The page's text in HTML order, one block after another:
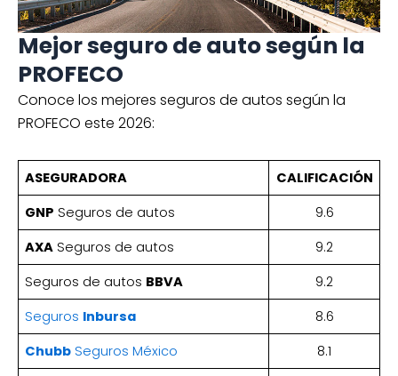
Mejor seguro de auto según la
PROFECO
Conoce los mejores seguros de autos según la
PROFECO este 2026:
ASEGURADORA
CALIFICACIÓN
GNP Seguros de autos
9.6
AXA Seguros de autos
9.2
Seguros de autos BBVA
9.2
Seguros Inbursa
8.6
Chubb Seguros México
8.1